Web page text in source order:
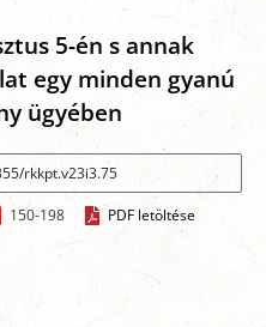
5-én s annak
egy minden gyanú
ügyében
150-198 PDF letöltése